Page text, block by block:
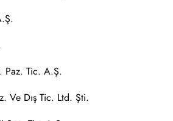
Paz. Tic. A.Ş.
Ve Dış Tic. Ltd. Şti.